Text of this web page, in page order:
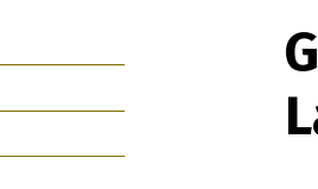
& Verwaltung